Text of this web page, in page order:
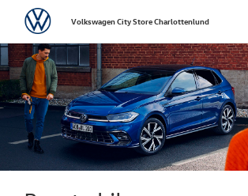
VolkswagenVolkswagen City Store Charlottenlund